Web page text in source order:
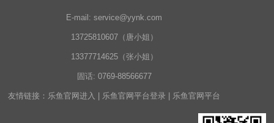
E-mail:service@yynk.com
13725810607（唐小姐）
13377714625（张小姐）
固话: 0769-88566677
友情链接： 乐鱼官网进入 乐鱼官网平台登录 乐鱼官网平台